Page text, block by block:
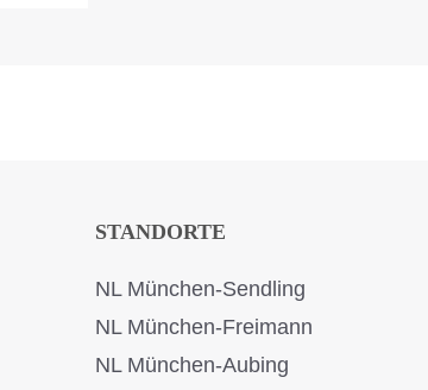
STANDORTE
NL München-Sendling
NL München-Freimann
NL München-Aubing